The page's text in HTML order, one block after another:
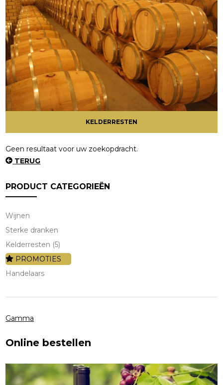
KELDERRESTEN
Geen resultaat voor uw zoekopdracht.
TERUG
PRODUCT CATEGORIEËN
Wijnen
Sterke dranken
Kelderresten (5)
PROMOTIES
Handelaars
Gamma
Online bestellen